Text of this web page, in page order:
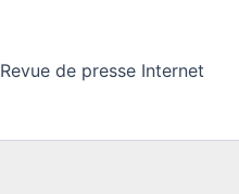
Revue de presse Internet